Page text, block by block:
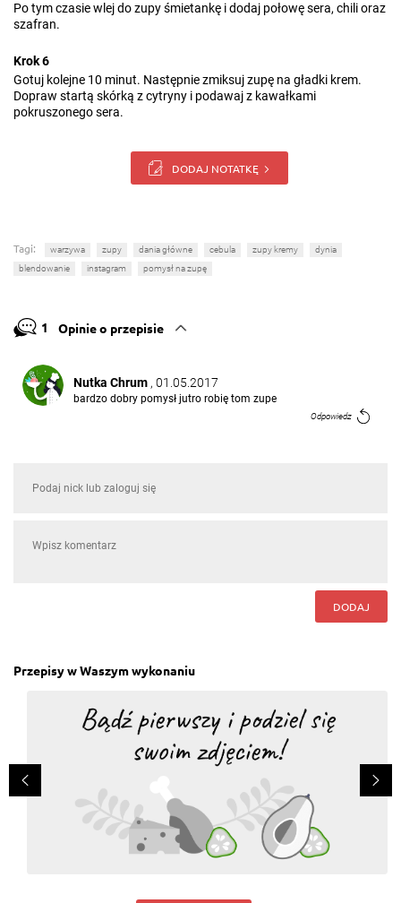
Po tym czasie wlej do zupy śmietankę i dodaj połowę sera, chili oraz
szafran.
Krok 6
Gotuj kolejne 10 minut. Następnie zmiksuj zupę na gładki krem.
Dopraw startą skórką z cytryny i podawaj z kawałkami
pokruszonego sera.
DODAJ NOTATKĘ
Tagi: warzywa zupy dania główne cebula zupy kremy
dynia
blendowanie
instagram pomysł na zupę
1 Opinie o przepisie
Nutka Chrum , 01.05.2017
bardzo dobry pomysł jutro robię tom zupe
Odpowiedz
DODAJ
Przepisy w Waszym wykonaniu